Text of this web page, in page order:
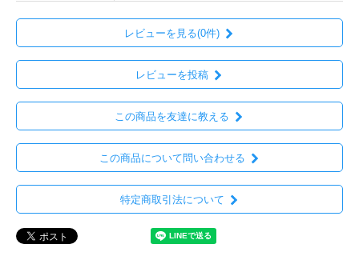
レビューを見る(0件)
レビューを投稿
この商品を友達に教える
この商品について問い合わせる
特定商取引法について